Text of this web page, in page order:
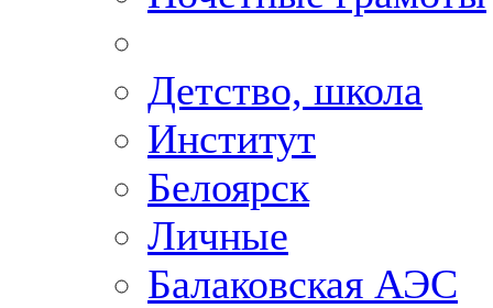
Детство, школа
Институт
Белоярск
Личные
Балаковская АЭС